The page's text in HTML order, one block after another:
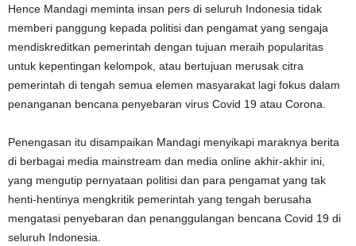
Hence Mandagi meminta insan pers di seluruh Indonesia tidak
memberi panggung kepada politisi dan pengamat yang sengaja
mendiskreditkan pemerintah dengan tujuan meraih popularitas
untuk kepentingan kelompok, atau bertujuan merusak citra
pemerintah di tengah semua elemen masyarakat lagi fokus dalam
penanganan bencana penyebaran virus Covid 19 atau Corona.
Penengasan itu disampaikan Mandagi menyikapi maraknya berita
di berbagai media mainstream dan media online akhir-akhir ini,
yang mengutip pernyataan politisi dan para pengamat yang tak
henti-hentinya mengkritik pemerintah yang tengah berusaha
mengatasi penyebaran dan penanggulangan bencana Covid 19 di
seluruh Indonesia.